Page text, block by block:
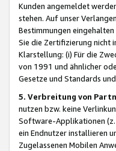
Kunden angemeldet
stehen. Auf unser
Bestimmungen
Sie die Zertifizierung nicht
Klarstellung: (i) Für die
von 1991 und ähnlicher
Gesetze und Standards
5. Verbreitung von
nutzen bzw. keine
Software-Applikationen (z.
ein Endnutzer installieren
Zugelassenen Mobilen